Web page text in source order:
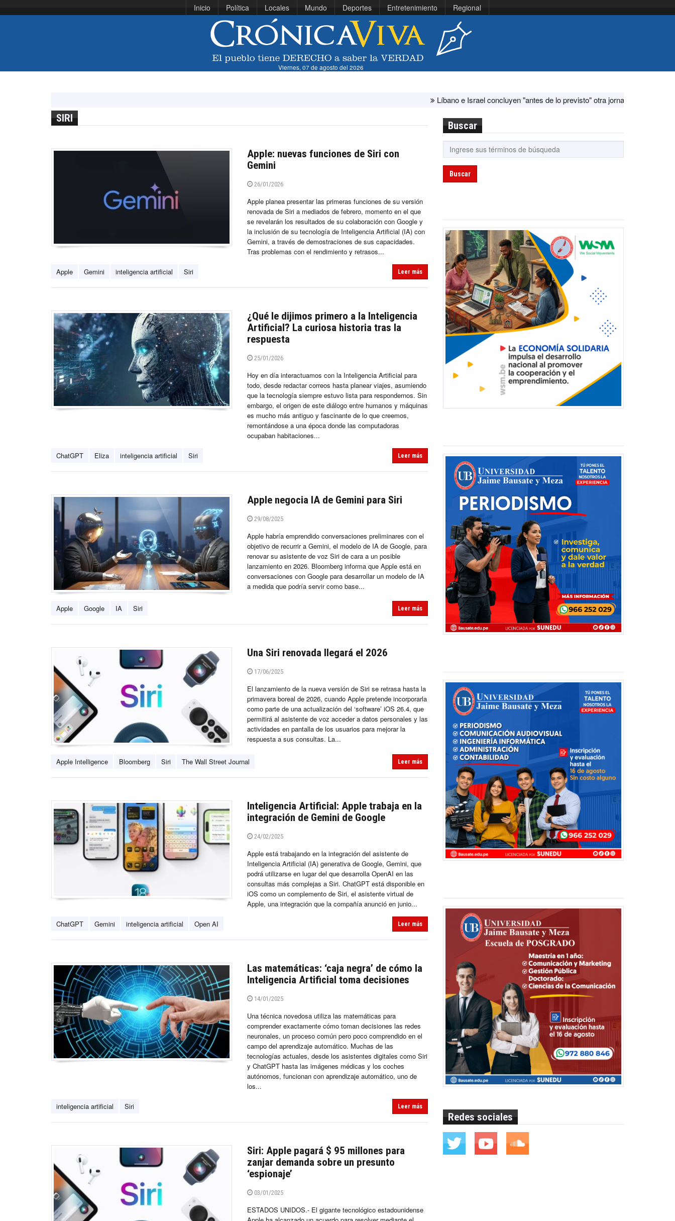
Inicio Política Locales Mundo Deportes Entretenimiento Regional
Viernes, 07 de agosto del 2026
Líbano e Israel concluyen "antes de lo previsto" otra jornada de diálogo por
SIRI
Apple: nuevas funciones de Siri con
Gemini
26/01/2026
Apple planea presentar las primeras funciones de su versión
renovada de Siri a mediados de febrero, momento en el que
se revelarán los resultados de su colaboración con Google y
la inclusión de su tecnología de Inteligencia Artificial (IA) con
Gemini, a través de demostraciones de sus capacidades.
Tras problemas con el rendimiento y retrasos...
Apple Gemini inteligencia artificial Siri Leer más
¿Qué le dijimos primero a la Inteligencia
Artificial? La curiosa historia tras la
respuesta
25/01/2026
Hoy en día interactuamos con la Inteligencia Artificial para
todo, desde redactar correos hasta planear viajes, asumiendo
que la tecnología siempre estuvo lista para respondernos. Sin
embargo, el origen de este diálogo entre humanos y máquinas
es mucho más antiguo y fascinante de lo que creemos,
remontándose a una época donde las computadoras
ocupaban habitaciones...
ChatGPT Eliza inteligencia artificial Siri Leer más
Apple negocia IA de Gemini para Siri
29/08/2025
Apple habría emprendido conversaciones preliminares con el
objetivo de recurrir a Gemini, el modelo de IA de Google, para
renovar su asistente de voz Siri de cara a un posible
lanzamiento en 2026. Bloomberg informa que Apple está en
conversaciones con Google para desarrollar un modelo de IA
a medida que podría servir como base...
Apple Google IA Siri Leer más
Una Siri renovada llegará el 2026
17/06/2025
El lanzamiento de la nueva versión de Siri se retrasa hasta la
primavera boreal de 2026, cuando Apple pretende incorporarla
como parte de una actualización del ‘software’ iOS 26.4, que
permitirá al asistente de voz acceder a datos personales y las
actividades en pantalla de los usuarios para mejorar la
respuesta a sus consultas. La...
Apple Intelligence Bloomberg Siri The Wall Street Journal Leer más
Inteligencia Artificial: Apple trabaja en la
integración de Gemini de Google
24/02/2025
Apple está trabajando en la integración del asistente de
Inteligencia Artificial (IA) generativa de Google, Gemini, que
podrá utilizarse en lugar del que desarrolla OpenAI en las
consultas más complejas a Siri. ChatGPT está disponible en
iOS como un complemento de Siri, el asistente virtual de
Apple, una integración que la compañía anunció en junio...
ChatGPT Gemini inteligencia artificial Open AI Leer más
Las matemáticas: ‘caja negra’ de cómo la
Inteligencia Artificial toma decisiones
14/01/2025
Una técnica novedosa utiliza las matemáticas para
comprender exactamente cómo toman decisiones las redes
neuronales, un proceso común pero poco comprendido en el
campo del aprendizaje automático. Muchas de las
tecnologías actuales, desde los asistentes digitales como Siri
y ChatGPT hasta las imágenes médicas y los coches
autónomos, funcionan con aprendizaje automático, uno de
los...
inteligencia artificial Siri Leer más
Siri: Apple pagará $ 95 millones para
zanjar demanda sobre un presunto
‘espionaje’
03/01/2025
ESTADOS UNIDOS.- El gigante tecnológico estadounidense
Buscar
Buscar
Redes sociales